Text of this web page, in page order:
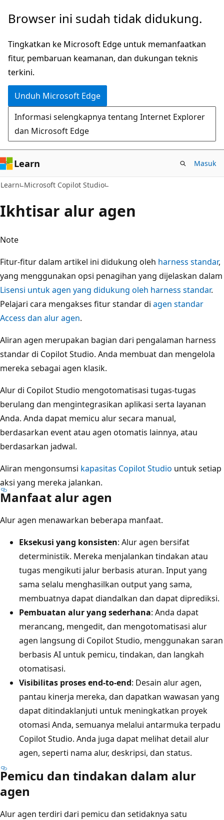
Lompati
konten
utama
Browser ini sudah tidak didukung.
Tingkatkan ke Microsoft Edge untuk memanfaatkan
fitur, pembaruan keamanan, dan dukungan teknis
terkini.
Unduh Microsoft Edge
Informasi selengkapnya tentang Internet Explorer
dan Microsoft Edge
Learn Masuk
Learn Microsoft Copilot Studio
Ikhtisar alur agen
Note
Fitur-fitur dalam artikel ini didukung oleh harness standar,
yang menggunakan opsi penagihan yang dijelaskan dalam
Lisensi untuk agen yang didukung oleh harness standar.
Pelajari cara mengakses fitur standar di agen standar
Access dan alur agen.
Aliran agen merupakan bagian dari pengalaman harness
standar di Copilot Studio. Anda membuat dan mengelola
mereka sebagai agen klasik.
Alur di Copilot Studio mengotomatisasi tugas-tugas
berulang dan mengintegrasikan aplikasi serta layanan
Anda. Anda dapat memicu alur secara manual,
berdasarkan event atau agen otomatis lainnya, atau
berdasarkan jadwal.
Aliran mengonsumsi kapasitas Copilot Studio untuk setiap
aksi yang mereka jalankan.
Manfaat alur agen
Alur agen menawarkan beberapa manfaat.
Eksekusi yang konsisten: Alur agen bersifat
deterministik. Mereka menjalankan tindakan atau
tugas mengikuti jalur berbasis aturan. Input yang
sama selalu menghasilkan output yang sama,
membuatnya dapat diandalkan dan dapat diprediksi.
Pembuatan alur yang sederhana: Anda dapat
merancang, mengedit, dan mengotomatisasi alur
agen langsung di Copilot Studio, menggunakan saran
berbasis AI untuk pemicu, tindakan, dan langkah
otomatisasi.
Visibilitas proses end-to-end: Desain alur agen,
pantau kinerja mereka, dan dapatkan wawasan yang
dapat ditindaklanjuti untuk meningkatkan proyek
otomasi Anda, semuanya melalui antarmuka terpadu
Copilot Studio. Anda juga dapat melihat detail alur
agen, seperti nama alur, deskripsi, dan status.
Pemicu dan tindakan dalam alur
agen
Alur agen terdiri dari pemicu dan setidaknya satu